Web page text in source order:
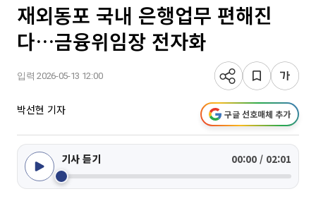
재외동포 국내 은행업무 편해진
다…금융위임장 전자화
입력 2026-05-13 12:00
박선현 기자 구글 선호매체 추가
기사 듣기 00:00 / 02:01